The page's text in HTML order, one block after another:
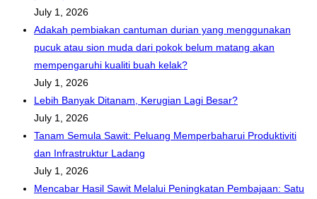
July 1, 2026
Adakah pembiakan cantuman durian yang menggunakan
pucuk atau sion muda dari pokok belum matang akan
mempengaruhi kualiti buah kelak?
July 1, 2026
Lebih Banyak Ditanam, Kerugian Lagi Besar?
July 1, 2026
Tanam Semula Sawit: Peluang Memperbaharui Produktiviti
dan Infrastruktur Ladang
July 1, 2026
Mencabar Hasil Sawit Melalui Peningkatan Pembajaan: Satu